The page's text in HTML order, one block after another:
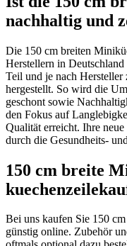
nachhaltig und
Die 150 cm breiten
Herstellern in
Teil und je nach Hersteller
hergestellt. So wird die
geschont sowie
den Fokus auf
Qualität erreicht. Ihre
durch die Gesundheits-
150 cm breite
Bei uns kaufen Sie 150
günstig online. Zubehör